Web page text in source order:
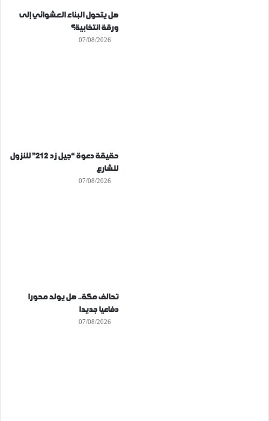
هل يتحول البناء العشوائي إلى
ورقة انتخابية؟
07/08/2026
حقيقة دعوة “جيل زد 212” للنزول
للشارع
07/08/2026
تحالف مكة.. هل يولد محورا
دفاعيا جديدا
07/08/2026